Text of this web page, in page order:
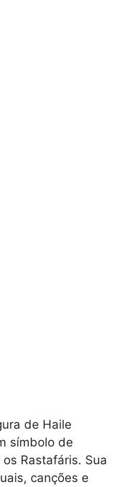
de Haile
símbolo de
Rastafáris. Sua
canções e